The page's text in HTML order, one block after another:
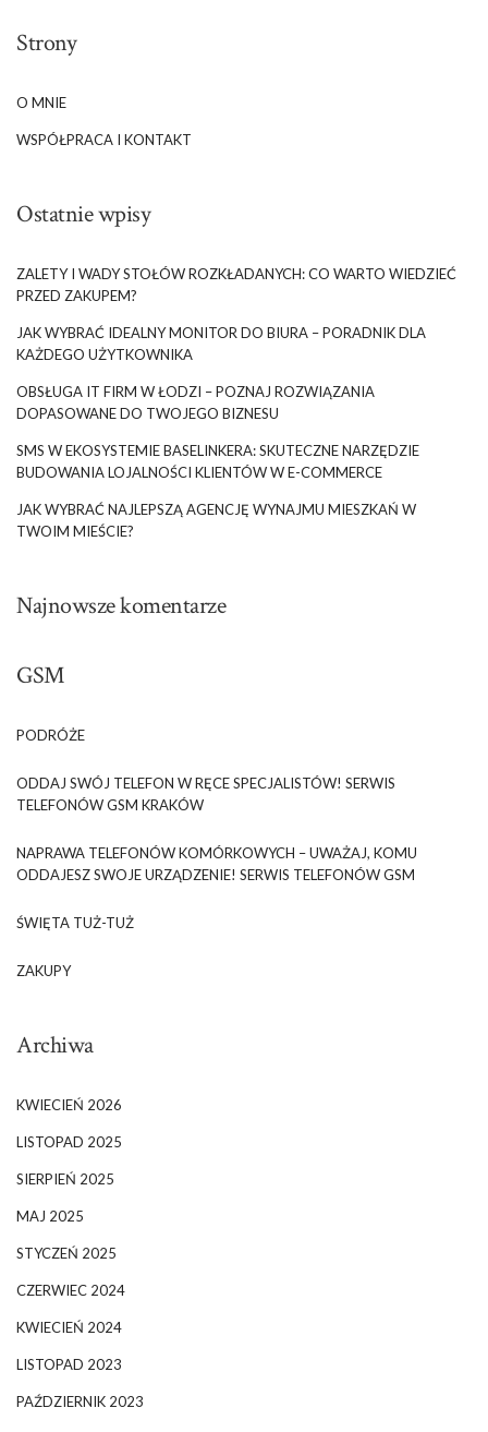
Strony
O MNIE
WSPÓŁPRACA I KONTAKT
Ostatnie wpisy
ZALETY I WADY STOŁÓW ROZKŁADANYCH: CO WARTO WIEDZIEĆ
PRZED ZAKUPEM?
JAK WYBRAĆ IDEALNY MONITOR DO BIURA – PORADNIK DLA
KAŻDEGO UŻYTKOWNIKA
OBSŁUGA IT FIRM W ŁODZI – POZNAJ ROZWIĄZANIA
DOPASOWANE DO TWOJEGO BIZNESU
SMS W EKOSYSTEMIE BASELINKERA: SKUTECZNE NARZĘDZIE
BUDOWANIA LOJALNOŚCI KLIENTÓW W E-COMMERCE
JAK WYBRAĆ NAJLEPSZĄ AGENCJĘ WYNAJMU MIESZKAŃ W
TWOIM MIEŚCIE?
Najnowsze komentarze
GSM
PODRÓŻE
ODDAJ SWÓJ TELEFON W RĘCE SPECJALISTÓW! SERWIS
TELEFONÓW GSM KRAKÓW
NAPRAWA TELEFONÓW KOMÓRKOWYCH – UWAŻAJ, KOMU
ODDAJESZ SWOJE URZĄDZENIE! SERWIS TELEFONÓW GSM
ŚWIĘTA TUŻ-TUŻ
ZAKUPY
Archiwa
KWIECIEŃ 2026
LISTOPAD 2025
SIERPIEŃ 2025
MAJ 2025
STYCZEŃ 2025
CZERWIEC 2024
KWIECIEŃ 2024
LISTOPAD 2023
PAŹDZIERNIK 2023